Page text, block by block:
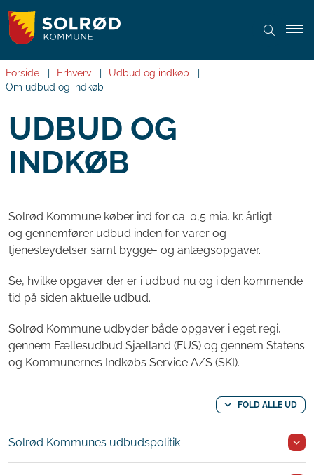
Forside Erhverv
Udbud og indkøb
Om udbud og indkøb
UDBUD OG
INDKØB
Solrød Kommune køber ind for ca. 0,5 mia. kr. årligt
og gennemfører udbud inden for varer og
tjenesteydelser samt bygge- og anlægsopgaver.
Se, hvilke opgaver der er i udbud nu og i den kommende
tid på siden aktuelle udbud.
Solrød Kommune udbyder både opgaver i eget regi,
gennem Fællesudbud Sjælland (FUS) og gennem Statens
og Kommunernes Indkøbs Service A/S (SKI).
FOLD ALLE UD
Solrød Kommunes udbudspolitik